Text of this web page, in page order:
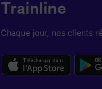
Trainline
Chaque jour, nos clients